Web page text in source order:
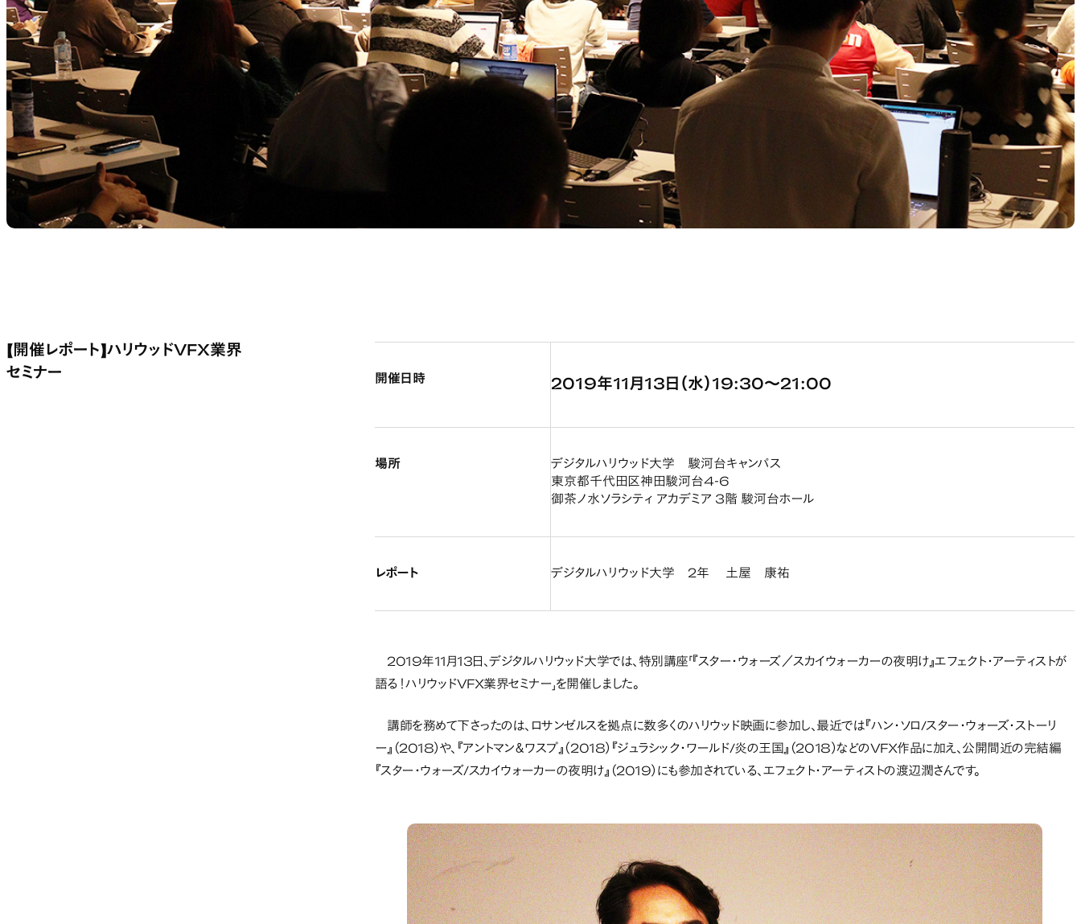
【開催レポート】ハリウッドVFX業界
セミナー
開催日時 2019年11月13日（水）19:30～21:00
場所
デジタルハリウッド大学 駿河台キャンパス
東京都千代田区神田駿河台4-6
御茶ノ水ソラシティ アカデミア 3階 駿河台ホール
レポート デジタルハリウッド大学 2年 土屋 康祐
2019年11月13日、デジタルハリウッド大学では、特別講座「『スター・ウォーズ／スカイウォーカーの夜明け』エフェクト・アーティストが
語る！ハリウッドVFX業界セミナー」を開催しました。
講師を務めて下さったのは、ロサンゼルスを拠点に数多くのハリウッド映画に参加し、最近では『ハン・ソロ/スター・ウォーズ・ストーリ
ー』（2018）や、『アントマン＆ワスプ』（2018）『ジュラシック・ワールド/炎の王国』（2018）などのVFX作品に加え、公開間近の完結編
『スター・ウォーズ/スカイウォーカーの夜明け』（2019）にも参加されている、エフェクト・アーティストの渡辺潤さんです。